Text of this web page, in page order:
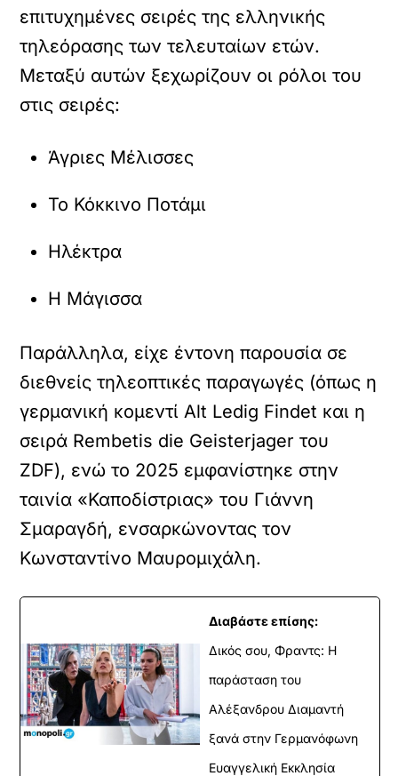
επιτυχημένες σειρές της ελληνικής
τηλεόρασης των τελευταίων ετών.
Μεταξύ αυτών ξεχωρίζουν οι ρόλοι του
στις σειρές:
Άγριες Μέλισσες
Το Κόκκινο Ποτάμι
Ηλέκτρα
Η Μάγισσα
Παράλληλα, είχε έντονη παρουσία σε
διεθνείς τηλεοπτικές παραγωγές (όπως η
γερμανική κομεντί Alt Ledig Findet και η
σειρά Rembetis die Geisterjager του
ZDF), ενώ το 2025 εμφανίστηκε στην
ταινία «Καποδίστριας» του Γιάννη
Σμαραγδή, ενσαρκώνοντας τον
Κωνσταντίνο Μαυρομιχάλη.
Διαβάστε επίσης:
Δικός σου, Φραντς: Η
παράσταση του
Αλέξανδρου Διαμαντή
ξανά στην Γερμανόφωνη
Ευαγγελική Εκκλησία